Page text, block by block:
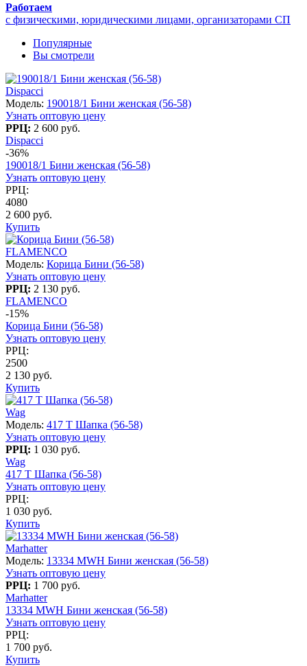
Работаем
с физическими, юридическими лицами, организаторами СП
Популярные
Вы смотрели
Dispacci
Модель: 190018/1 Бини женская (56-58)
Узнать оптовую цену
РРЦ: 2 600 руб.
Dispacci
-36%
190018/1 Бини женская (56-58)
Узнать оптовую цену
РРЦ:
4080
2 600 руб.
Купить
FLAMENCO
Модель: Корица Бини (56-58)
Узнать оптовую цену
РРЦ: 2 130 руб.
FLAMENCO
-15%
Корица Бини (56-58)
Узнать оптовую цену
РРЦ:
2500
2 130 руб.
Купить
Wag
Модель: 417 T Шапка (56-58)
Узнать оптовую цену
РРЦ: 1 030 руб.
Wag
417 T Шапка (56-58)
Узнать оптовую цену
РРЦ:
1 030 руб.
Купить
Marhatter
Модель: 13334 MWH Бини женская (56-58)
Узнать оптовую цену
РРЦ: 1 700 руб.
Marhatter
13334 MWH Бини женская (56-58)
Узнать оптовую цену
РРЦ:
1 700 руб.
Купить